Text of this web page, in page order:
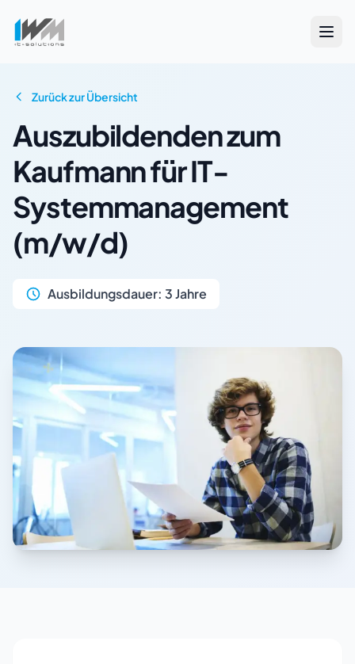
Zurück zur Übersicht
Auszubildenden zum
Kaufmann für IT-
Systemmanagement
(m/w/d)
Ausbildungsdauer: 3 Jahre